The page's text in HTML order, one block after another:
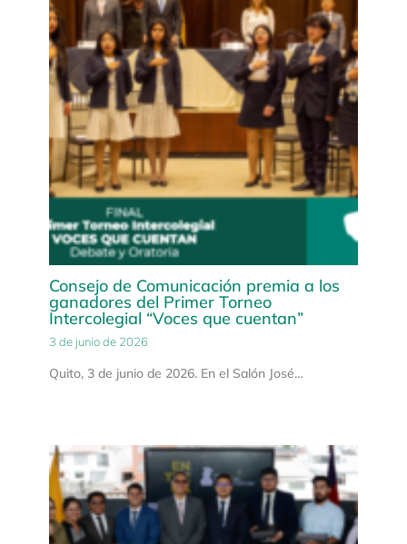
Consejo de Comunicación premia a los
ganadores del Primer Torneo
Intercolegial “Voces que cuentan”
3 de junio de 2026
Quito, 3 de junio de 2026. En el Salón José…